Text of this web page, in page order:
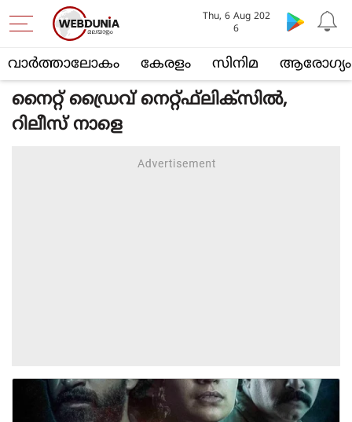
വാര്‍ത്താലോകം കേരളം സിനിമ ആരോഗ്യം
Thu, 6 Aug 202
6
നൈറ്റ് ഡ്രൈവ് നെറ്റ്ഫ്‌ലിക്‌സിൽ,
റിലീസ് നാളെ